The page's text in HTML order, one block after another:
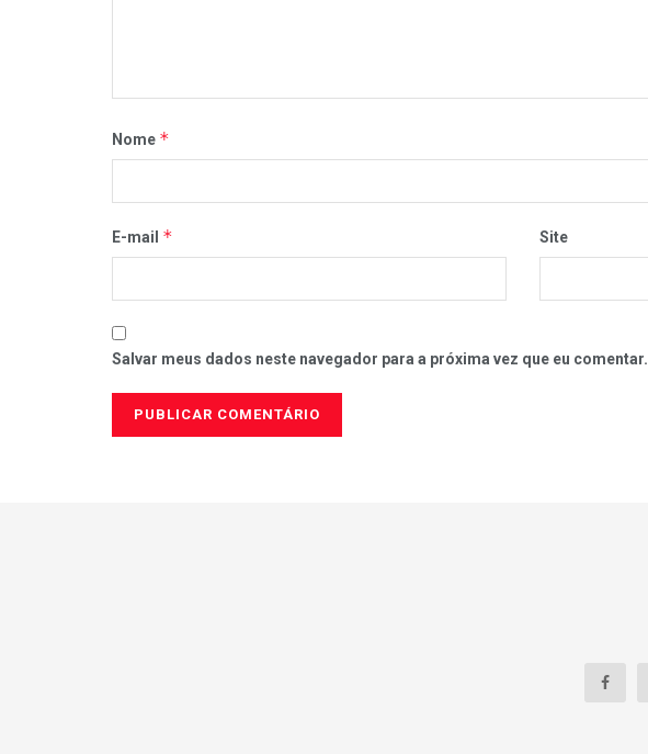
Nome *
E-mail * Site
Salvar meus dados neste navegador para a próxima vez que eu comentar.